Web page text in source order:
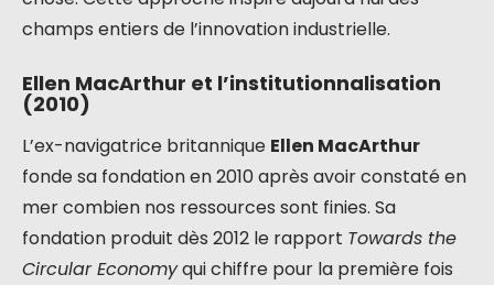
champs entiers de l’innovation industrielle.
Ellen MacArthur et l’institutionnalisation
(2010)
L’ex-navigatrice britannique Ellen MacArthur
fonde sa fondation en 2010 après avoir constaté en
mer combien nos ressources sont finies. Sa
fondation produit dès 2012 le rapport Towards the
Circular Economyqui chiffre pour la première fois